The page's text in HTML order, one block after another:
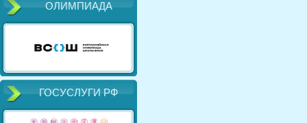
ОЛИМПИАДА
ГОСУСЛУГИ РФ